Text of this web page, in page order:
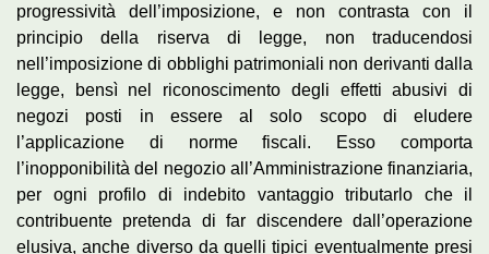
progressività dell’imposizione, e non contrasta con il
principio della riserva di legge, non traducendosi
nell’imposizione di obblighi patrimoniali non derivanti dalla
legge, bensì nel riconoscimento degli effetti abusivi di
negozi posti in essere al solo scopo di eludere
l’applicazione di norme fiscali. Esso comporta
l’inopponibilità del negozio all’Amministrazione finanziaria,
per ogni profilo di indebito vantaggio tributarlo che il
contribuente pretenda di far discendere dall’operazione
elusiva, anche diverso da quelli tipici eventualmente presi